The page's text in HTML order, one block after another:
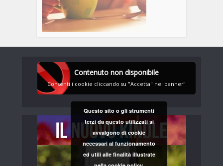
Contenuto non disponibile
Consenti i cookie cliccando su "Accetta" nel banner"
Questo sito o gli strumenti
terzi da questo utilizzati si
avvalgono di cookie
necessari al funzionamento
ed utili alle finalità illustrate